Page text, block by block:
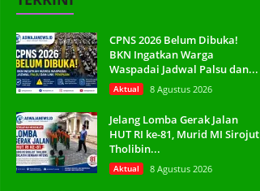
CPNS 2026 Belum Dibuka!
BKN Ingatkan Warga
Waspadai Jadwal Palsu dan...
Aktual 8 Agustus 2026
Jelang Lomba Gerak Jalan
HUT RI ke-81, Murid MI Sirojut
Tholibin...
Aktual 8 Agustus 2026